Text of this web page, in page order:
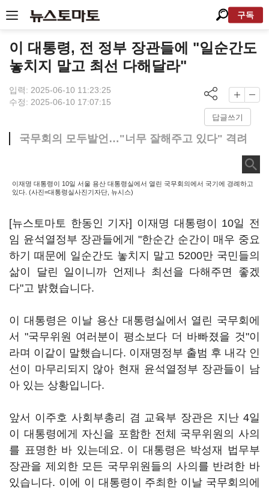
구독
이 대통령, 전 정부 장관들에 "일순간도
놓치지 말고 최선 다해달라"
입력: 2025-06-10 11:23:25
수정: 2025-06-10 17:07:15
답글쓰기
국무회의 모두발언…"너무 잘해주고 있다" 격려
이재명 대통령이 10일 서울 용산 대통령실에서 열린 국무회의에서 국기에 경례하고
있다. (사진=대통령실사진기자단, 뉴시스)
[뉴스토마토 한동인 기자] 이재명 대통령이 10일 전
임 윤석열정부 장관들에게 "한순간 순간이 매우 중요
하기 때문에 일순간도 놓치지 말고 5200만 국민들의
삶이 달린 일이니까 언제나 최선을 다해주면 좋겠
다"고 밝혔습니다.
이 대통령은 이날 용산 대통령실에서 열린 국무회에
서 "국무위원 여러분이 평소보다 더 바빠졌을 것"이
라며 이같이 말했습니다. 이재명정부 출범 후 내각 인
선이 마무리되지 않아 현재 윤석열정부 장관들이 남
아 있는 상황입니다.
앞서 이주호 사회부총리 겸 교육부 장관은 지난 4일
이 대통령에게 자신을 포함한 전체 국무위원의 사의
를 표명한 바 있는데요. 이 대통령은 박성재 법무부
장관을 제외한 모든 국무위원들의 사의를 반려한 바
있습니다. 이에 이 대통령이 주최한 이날 국무회의에